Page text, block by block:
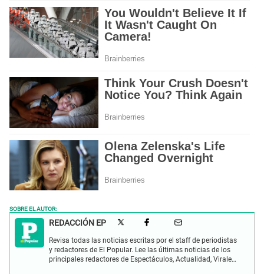
SOBRE EL AUTOR:
REDACCIÓN EP
Revisa todas las noticias escritas por el staff de periodistas
y redactores de El Popular. Lee las últimas noticias de los
principales redactores de Espectáculos, Actualidad, Virales,